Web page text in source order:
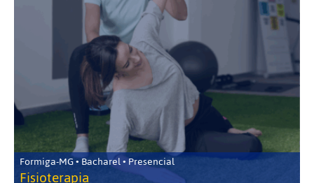
Formiga-MG • Bacharel • Presencial
Fisioterapia